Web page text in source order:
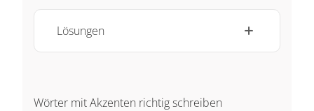
Lösungen
Wörter mit Akzenten richtig schreiben